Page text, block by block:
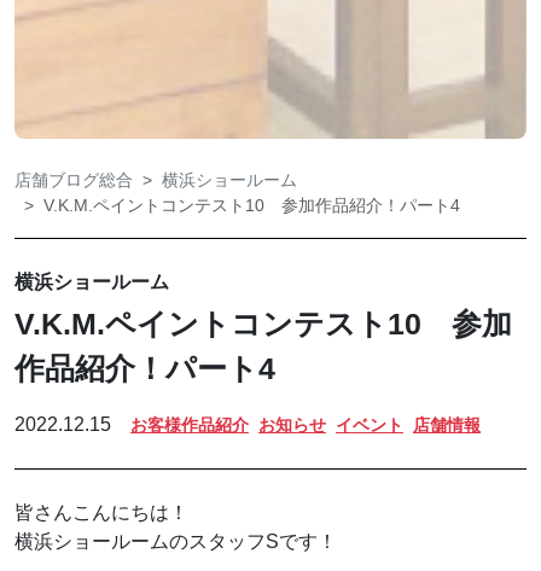
店舗ブログ総合
横浜ショールーム
V.K.M.ペイントコンテスト10 参加作品紹介！パート4
横浜ショールーム
V.K.M.ペイントコンテスト10 参加
作品紹介！パート4
2022.12.15 お客様作品紹介 お知らせ イベント 店舗情報
皆さんこんにちは！
横浜ショールームのスタッフSです！